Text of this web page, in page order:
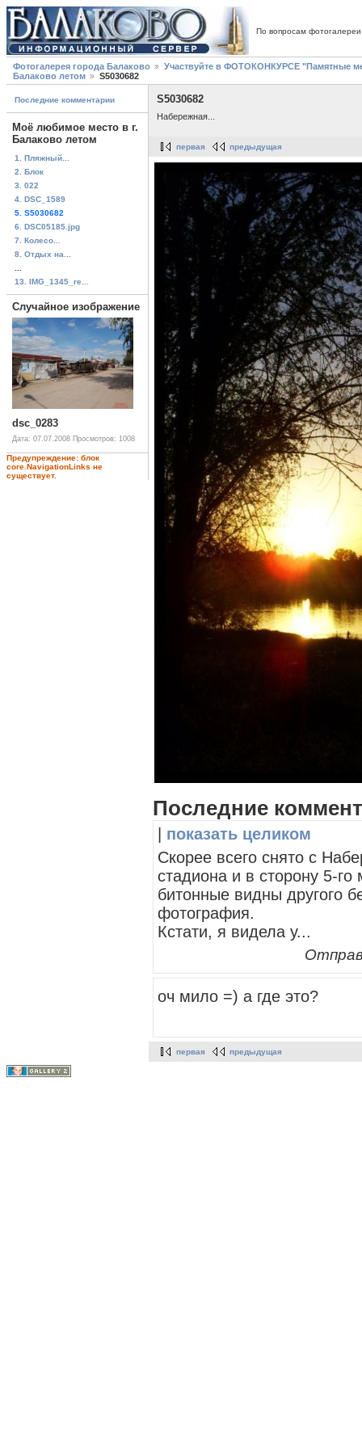
По вопросам
Фотогалерея города Балаково
Участвуйте в ФОТОКОНКУРСЕ "Памятные
Балаково летом
S5030682
Последние комментарии
Моё любимое место в г.
Балаково летом
1. Пляжный...
2. Блок
3. 022
4. DSC_1589
5. S5030682
6. DSC05185.jpg
7. Колесо...
8. Отдых на...
13. IMG_1345_re...
Случайное изображение
dsc_0283
Дата: 07.07.2008 Просмотров: 1008
Предупреждение: блок
core.NavigationLinks не
существует.
S5030682
Набережная...
первая предыдущая
Последние
показать целиком
Скорее всего снято с
стадиона и в сторону 5-
битонные видны другого
фотография.
Кстати, я видела у...
оч мило =) а где это?
первая предыдущая